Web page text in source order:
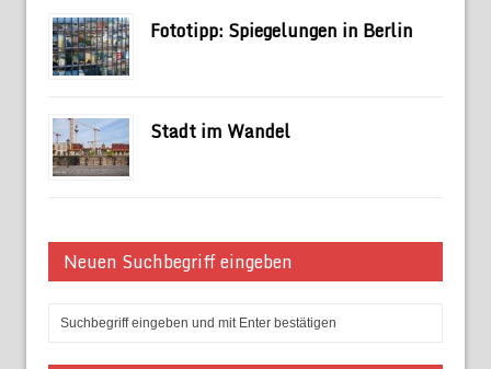
Fototipp: Spiegelungen in Berlin
Stadt im Wandel
Neuen Suchbegriff eingeben